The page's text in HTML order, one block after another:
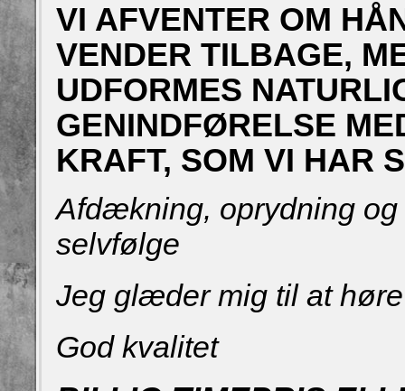
VI AFVENTER OM
VENDER TILBAGE,
UDFORMES
GENINDFØRELSE
KRAFT, SOM VI HAR
Afdækning, oprydning
selvfølge
Jeg glæder mig til at
God kvalitet